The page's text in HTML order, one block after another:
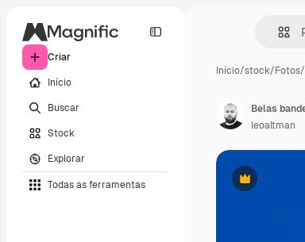
Criar
Início
Buscar
Stock
Explorar
Todas as ferramentas
Início/stock/Fotos/
Premium
leoaltman